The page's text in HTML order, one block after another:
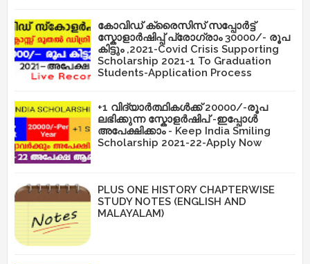
കോവിഡ് ക്രൈസിസ് സപ്പോർട്ട്
സ്കോളാർഷിപ്പ് പ്രോഗ്രാം 30000/- രൂപ
കിട്ടും ,2021-Covid Crisis Supporting
Scholarship 2021-1 To Graduation
Students-Application Process
+1 വിദ്യാർത്ഥികൾക്ക് 20000/-രൂപ
ലഭിക്കുന്ന സ്കോളർഷിപ് -ഇപ്പോൾ
അപേക്ഷിക്കാം - Keep India Smiling
Scholarship 2021-22-Apply Now
PLUS ONE HISTORY CHAPTERWISE
STUDY NOTES (ENGLISH AND
MALAYALAM)